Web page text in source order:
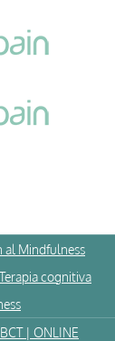
al Mindfulness
cognitiva
| ONLINE